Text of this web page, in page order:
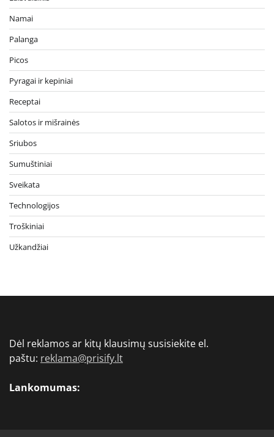
Namai
Palanga
Picos
Pyragai ir kepiniai
Receptai
Salotos ir mišrainės
Sriubos
Sumuštiniai
Sveikata
Technologijos
Troškiniai
Užkandžiai
Dėl reklamos ar kitų klausimų susisiekite el.
paštu: reklama@prisify.lt
Lankomumas: